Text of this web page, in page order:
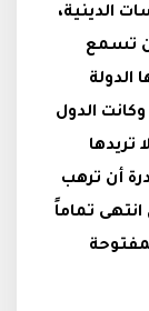
الدينية،
تسمع
الدولة
الدول
تريدها
أن ترهب
انتهى تماماً